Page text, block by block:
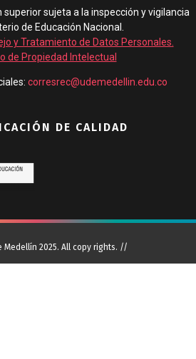
superior sujeta a la inspección y vigilancia
de Educación Nacional.
y Tratamiento de Datos Personales
de Propiedad Intelectual
corresrec@udemedellin.edu.co
DE CALIDAD
Medellín 2025. All copy rights. //